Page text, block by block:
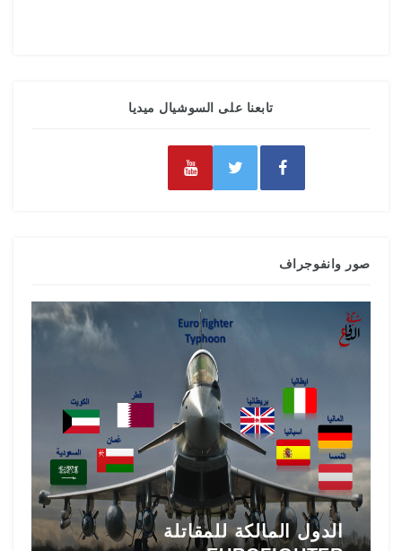
تابعنا على السوشيال ميديا
صور وانفوجراف
تاريخ المقاتلة F-16 في الشرق